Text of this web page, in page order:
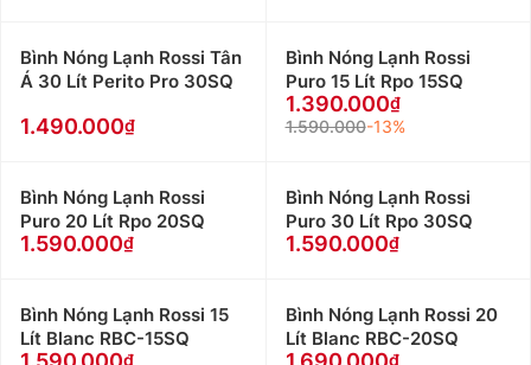
Bình Nóng Lạnh Rossi Tân
Á 30 Lít Perito Pro 30SQ
1.490.000
Bình Nóng Lạnh Rossi
Puro 15 Lít Rpo 15SQ
1.390.000
1.590.000-13%
Bình Nóng Lạnh Rossi
Puro 20 Lít Rpo 20SQ
1.590.000
Bình Nóng Lạnh Rossi
Puro 30 Lít Rpo 30SQ
1.590.000
Bình Nóng Lạnh Rossi 15
Lít Blanc RBC-15SQ
Bình Nóng Lạnh Rossi 20
Lít Blanc RBC-20SQ